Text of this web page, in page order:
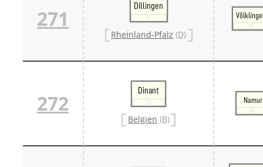
271
Dillingen
Rheinland-Pfalz (D)
272
Dinant
Belgien (B)
Namur